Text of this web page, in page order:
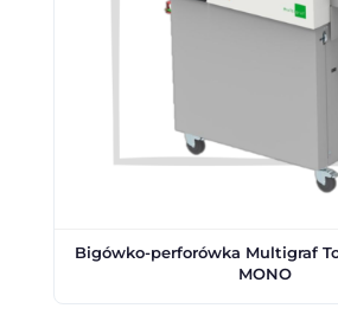
Bigówko-perforówka Multigraf
MONO